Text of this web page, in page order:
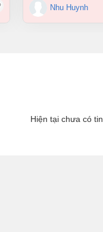
ĐỒNG NAI GIÁ CHỈ
Nhu Huynh
Hiện tại chưa có